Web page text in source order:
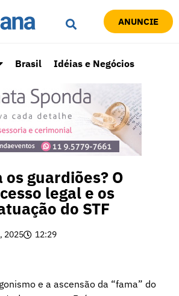
ANUNCIE
Brasil Idéias e Negócios
os guardiões? O
legal e os
do STF
2025 12:29
e a ascensão da “fama” do